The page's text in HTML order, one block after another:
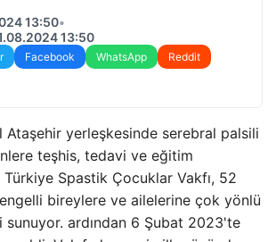
13:50•
13:50
Facebook WhatsApp
Reddit
Ataşehir yerleşkesinde serebral palsili
teşhis, tedavi ve eğitim
Spastik Çocuklar Vakfı, 52
bireylere ve ailelerine çok yönlü
ardından 6 Şubat 2023'te